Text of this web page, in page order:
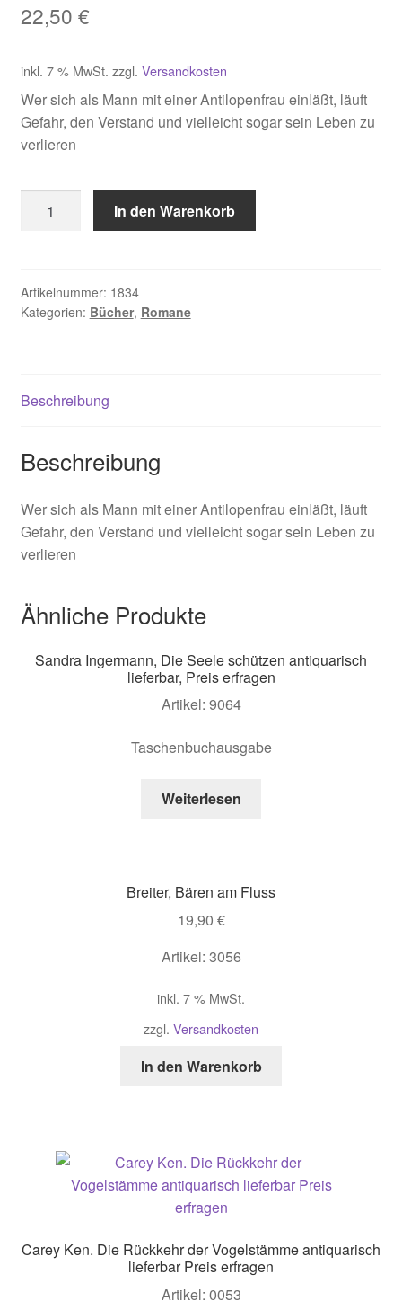
22,50 €
inkl. 7 % MwSt. zzgl. Versandkosten
Wer sich als Mann mit einer Antilopenfrau einläßt, läuft
Gefahr, den Verstand und vielleicht sogar sein Leben zu
verlieren
Louise,
Menge
In den Warenkorb
Artikelnummer: 1834
Kategorien: Bücher, Romane
Beschreibung
Beschreibung
Wer sich als Mann mit einer Antilopenfrau einläßt, läuft
Gefahr, den Verstand und vielleicht sogar sein Leben zu
verlieren
Ähnliche Produkte
Sandra Ingermann, Die Seele schützen antiquarisch
lieferbar, Preis erfragen
Artikel: 9064
Taschenbuchausgabe
Weiterlesen
Breiter, Bären am Fluss
19,90 €
Artikel: 3056
inkl. 7 % MwSt.
zzgl. Versandkosten
In den Warenkorb
Carey Ken. Die Rückkehr der Vogelstämme antiquarisch
lieferbar Preis erfragen
Artikel: 0053